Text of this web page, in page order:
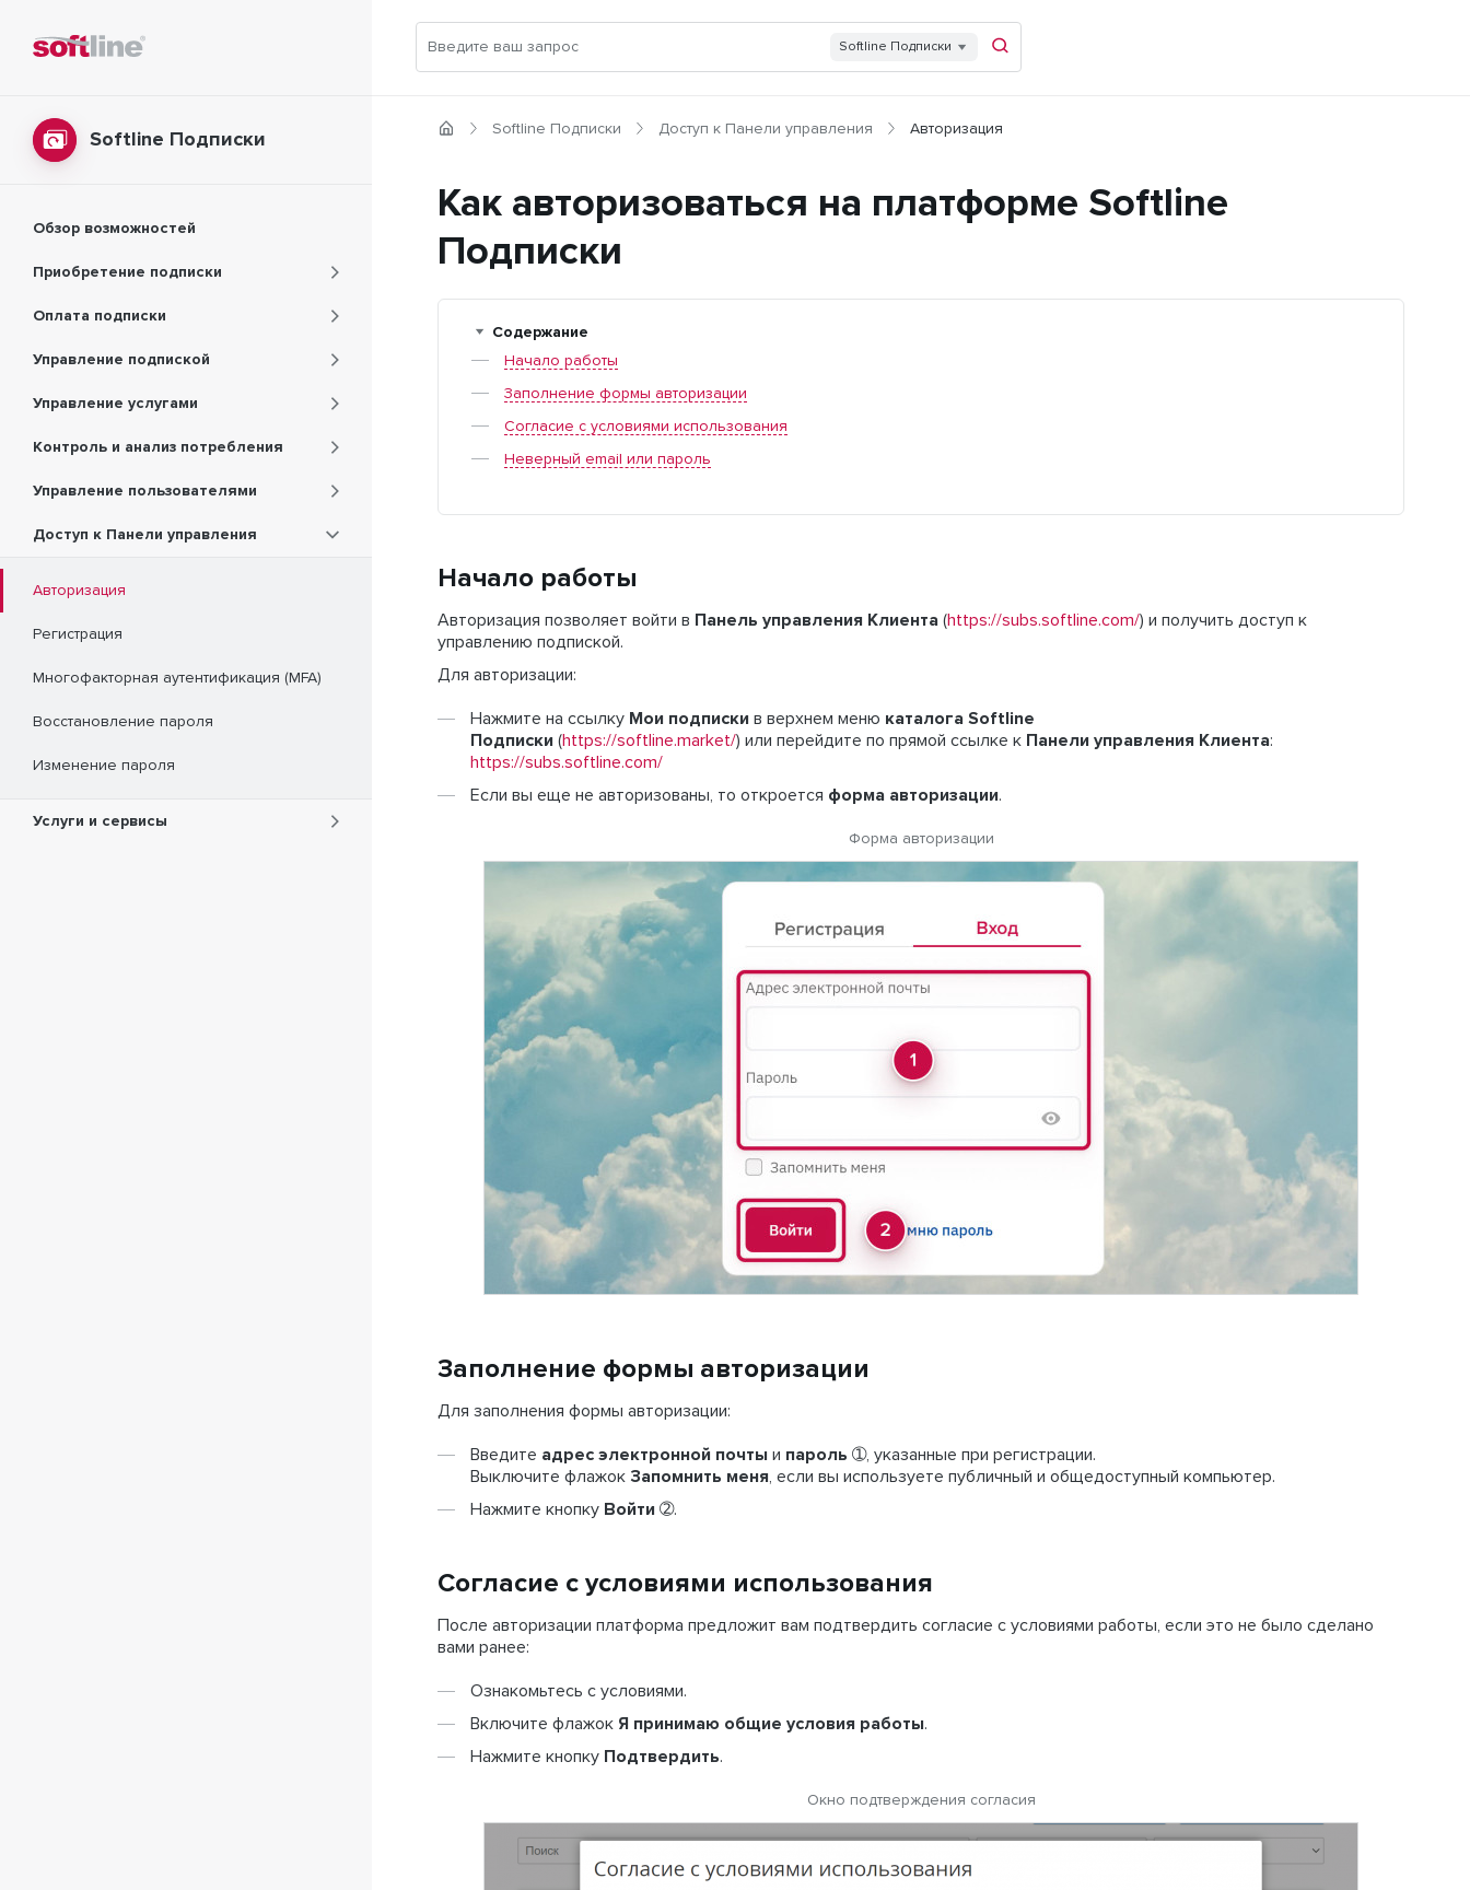
Softline Подписки
Обзор возможностей
Приобретение подписки
Оплата подписки
Управление подпиской
Управление услугами
Контроль и анализ потребления
Управление пользователями
Доступ к Панели управления
Авторизация
Регистрация
Многофакторная аутентификация (MFA)
Восстановление пароля
Изменение пароля
Услуги и сервисы
Softline Подписки
Softline Подписки Доступ к Панели управления Авторизация
Как авторизоваться на платформе Softline
Подписки
Содержание
Начало работы
Заполнение формы авторизации
Согласие с условиями использования
Неверный email или пароль
Начало работы
Авторизация позволяет войти в Панель управления Клиента (https://subs.softline.com/) и получить доступ к
управлению подпиской.
Для авторизации:
Нажмите на ссылку Мои подписки в верхнем меню каталога Softline
Подписки (https://softline.market/) или перейдите по прямой ссылке к Панели управления Клиента:
https://subs.softline.com/
Если вы еще не авторизованы, то откроется форма авторизации.
Форма авторизации
Заполнение формы авторизации
Для заполнения формы авторизации:
Введите адрес электронной почты и пароль ➀, указанные при регистрации.
Выключите флажок Запомнить меня , если вы используете публичный и общедоступный компьютер.
Нажмите кнопку Войти ➁.
Согласие с условиями использования
После авторизации платформа предложит вам подтвердить согласие с условиями работы, если это не было сделано
вами ранее:
Ознакомьтесь с условиями.
Включите флажок Я принимаю общие условия работы.
Нажмите кнопку Подтвердить.
Окно подтверждения согласия